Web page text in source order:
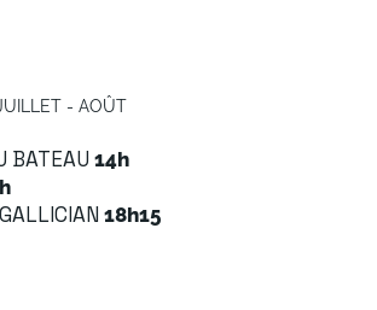
BATEAU 14h
18h15
- AOÛT